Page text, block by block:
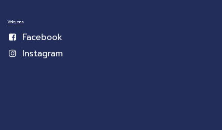
Volg ons
Facebook
Instagram